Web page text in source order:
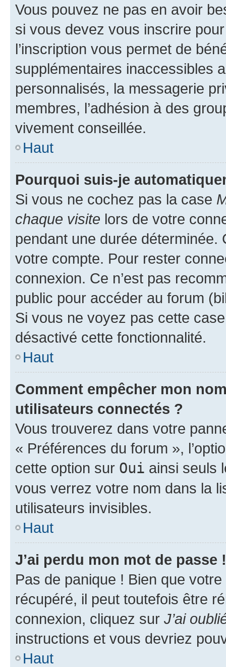
Vous pouvez ne pas en avoir
si vous devez vous inscrire
l’inscription vous permet de
supplémentaires inaccessibles
personnalisés, la messagerie
membres, l’adhésion à des
vivement conseillée.
Haut
Pourquoi suis-je
Si vous ne cochez pas la case
chaque visite lors de votre
pendant une durée déterminée.
votre compte. Pour rester
connexion. Ce n’est pas
public pour accéder au forum
Si vous ne voyez pas cette
désactivé cette fonctionnalité.
Haut
Comment empêcher mon
utilisateurs connectés ?
Vous trouverez dans votre
« Préférences du forum »,
cette option sur Oui ainsi seuls
vous verrez votre nom dans la
utilisateurs invisibles.
Haut
J’ai perdu mon mot de passe !
Pas de panique ! Bien que
récupéré, il peut toutefois être
connexion, cliquez sur J’ai
instructions et vous devriez
Haut